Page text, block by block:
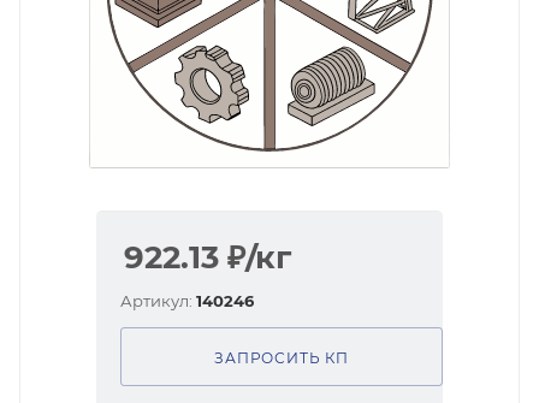
922.13 ₽/кг
Артикул: 140246
ЗАПРОСИТЬ КП